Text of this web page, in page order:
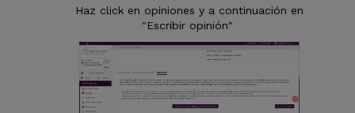
Haz click en opiniones y a continuación en
"Escribir opinión"